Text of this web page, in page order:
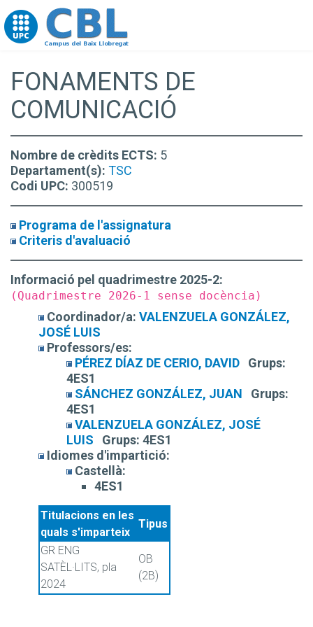
Go to upc.edu
FONAMENTS DE
COMUNICACIÓ
Nombre de crèdits ECTS: 5
Departament(s): TSC
Codi UPC: 300519
Programa de l'assignatura
Criteris d'avaluació
Informació pel quadrimestre 2025-2:
(Quadrimestre 2026-1 sense docència)
Coordinador/a: VALENZUELA GONZÁLEZ,
JOSÉ LUIS
Professors/es:
PÉREZ DÍAZ DE CERIO, DAVID
Grups:
4ES1
SÁNCHEZ GONZÁLEZ, JUAN
Grups:
4ES1
VALENZUELA GONZÁLEZ, JOSÉ
LUIS
Grups: 4ES1
Idiomes d'impartició:
Castellà:
4ES1
Titulacions en les
quals s'imparteix
Tipus
GR ENG
SATÈL·LITS, pla
2024
OB
(2B)